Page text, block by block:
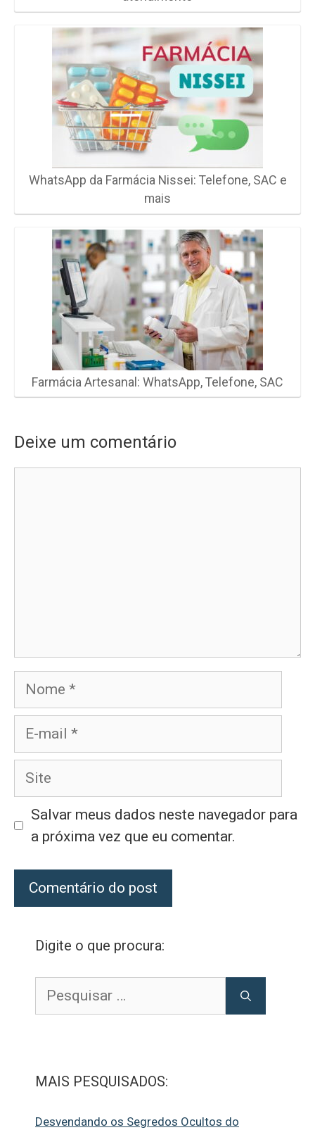
WhatsApp da Farmácia Nissei: Telefone, SAC e
mais
Farmácia Artesanal: WhatsApp, Telefone, SAC
Deixe um comentário
Nome
Site
Salvar meus dados neste navegador para
a próxima vez que eu comentar.
Digite o que procura:
por:
MAIS PESQUISADOS:
Desvendando os Segredos Ocultos do